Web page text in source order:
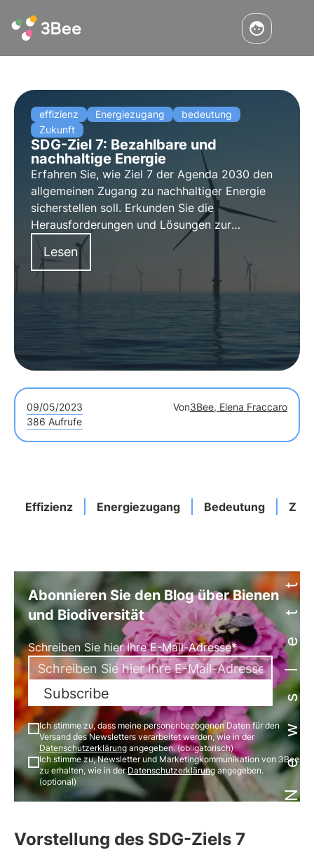
effizienz Energiezugang
bedeutung
Zukunft
SDG-Ziel 7: Bezahlbare und
nachhaltige Energie
Erfahren Sie, wie Ziel 7 der Agenda 2030 den
allgemeinen Zugang zu nachhaltiger Energie
sicherstellen soll. Erkunden Sie die
Herausforderungen und Lösungen zur
Förderung von erneuerbaren Energien und
Energieeffizienz, die Rolle von Unternehmen
und innovative Projekte in diesem Bereich.
Lesen
09/05/2023 Von3Bee, Elena Fraccaro
386 Aufrufe
Effizienz Energiezugang Bedeutung Newsletter
Abonnieren Sie den Blog über Bienen
und Biodiversität
Schreiben Sie hier Ihre E-Mail-Adresse*
Subscribe
Ich stimme zu, dass meine personenbezogenen Daten für den
Versand des Newsletters verarbeitet werden, wie in der
Datenschutzerklärung angegeben. (obligatorisch)
Ich stimme zu, Newsletter und Marketingkommunikation von 3Bee
zu erhalten, wie in derDatenschutzerklärungangegeben.
(optional)
Vorstellung des SDG-Ziels 7